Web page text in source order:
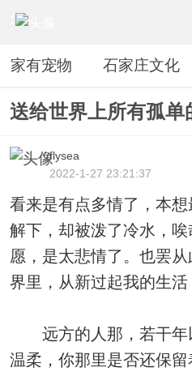
家有宠物 石家庄文化
送给世界上所有孤单
flysea
2022-1-27 23:21:37
看来是有点多情了，本
解下，却被泼了冷水，
愿，是太悲情了。也罢
界里，从新过起我的生活
远方的人那，若干年
温柔，你那里是否还保